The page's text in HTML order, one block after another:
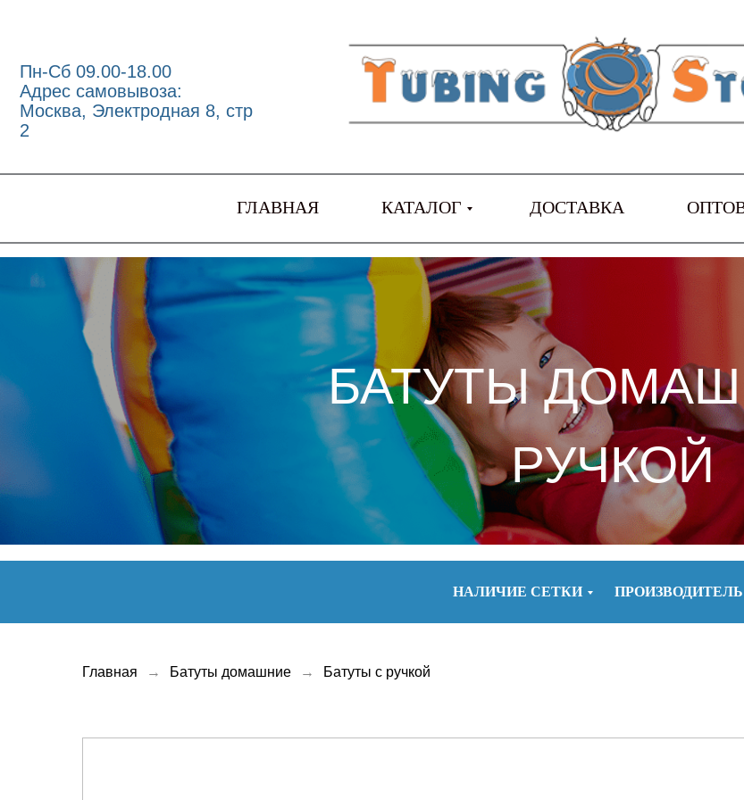
Пн-Сб 09.00-18.00
Адрес самовывоза:
Москва, Электродная 8, стр
2
ГЛАВНАЯ КАТАЛОГ ДОСТАВКА
БАТУТЫ
РУЧКОЙ
НАЛИЧИЕ СЕТКИ ПРОИЗВОДИТЕЛЬ
Главная → Батуты домашние → Батуты с ручкой